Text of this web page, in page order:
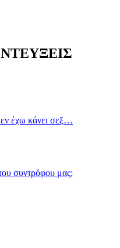
έχω κάνει σεξ…
συντρόφου μας;